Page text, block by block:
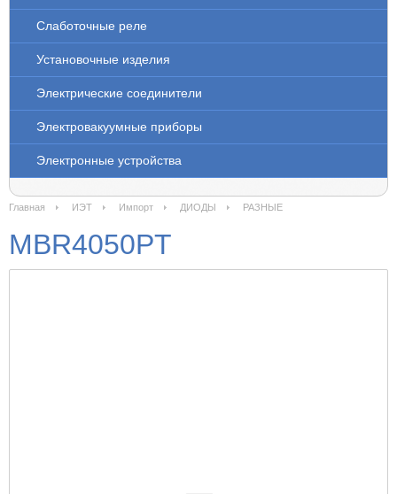
Слаботочные реле
Установочные изделия
Электрические соединители
Электровакуумные приборы
Электронные устройства
Главная ИЭТ Импорт ДИОДЫ РАЗНЫЕ
MBR4050PT